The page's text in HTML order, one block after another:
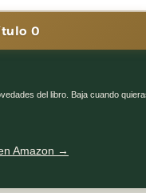
0
del libro. Baja cuando
Amazon →